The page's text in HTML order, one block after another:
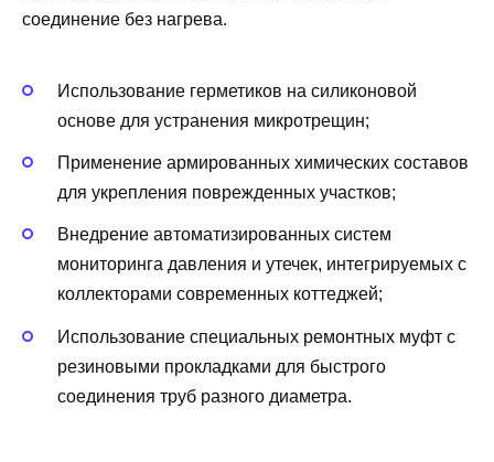
соединение без нагрева.
Использование герметиков на силиконовой
основе для устранения микротрещин;
Применение армированных химических составов
для укрепления поврежденных участков;
Внедрение автоматизированных систем
мониторинга давления и утечек, интегрируемых с
коллекторами современных коттеджей;
Использование специальных ремонтных муфт с
резиновыми прокладками для быстрого
соединения труб разного диаметра.